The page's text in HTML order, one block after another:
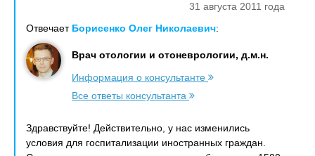
31 августа 2011 года
Отвечает Борисенко Олег Николаевич:
Врач отологии и отоневрологии, д.м.н.
Информация о консультанте
Все ответы консультанта
Здравствуйте! Действительно, у нас изменились
условия для госпитализации иностранных граждан.